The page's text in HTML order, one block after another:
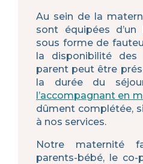
Au sein de la
sont équipées
sous forme de
la disponibilité des
parent peut être
la durée du
l’accompagnant en
dûment complétée,
à nos services.
Notre maternité
parents-bébé, le